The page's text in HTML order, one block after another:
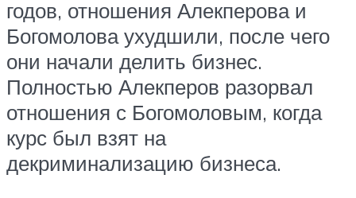
годов, отношения Алекперова и
Богомолова ухудшили, после чего
они начали делить бизнес.
Полностью Алекперов разорвал
отношения с Богомоловым, когда
курс был взят на
декриминализацию бизнеса.